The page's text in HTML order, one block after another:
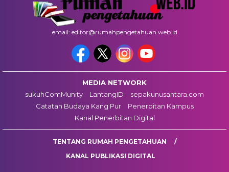
email: editor@rumahpengetahuan.web.id
MEDIA NETWORK
sukuhComMunity
LantangID
sepakunusantara.com
Catatan Budaya Kang Pur
Penerbitan Kampus
Kanal Penerbitan Digital
TENTANG RUMAH PENGETAHUAN
KANAL PUBLIKASI DIGITAL